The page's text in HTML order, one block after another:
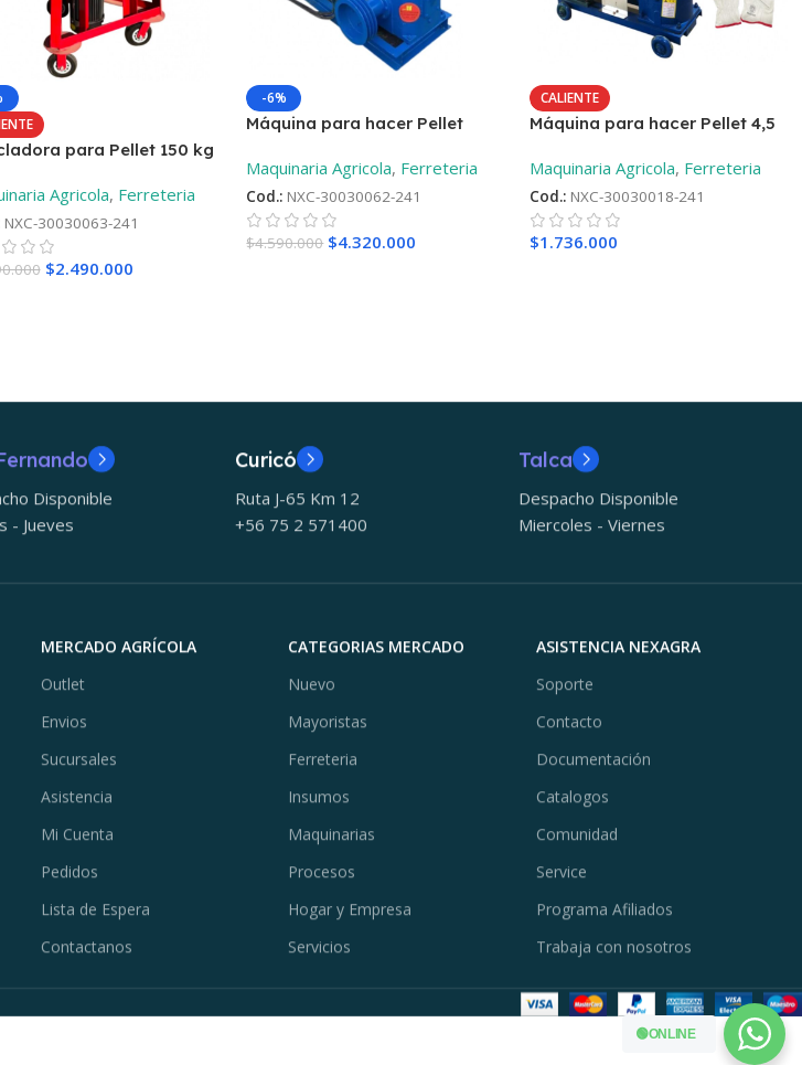
para Pellet 150 kg
Agricola, Ferreteria
NXC-30030063-241
$2.490.000
-6%
Máquina para hacer Pellet
Maquinaria Agricola, Ferreteria
Cod.: NXC-30030062-241
$4.590.000 $4.320.000
CALIENTE
Máquina para hacer Pellet 4,5
Maquinaria Agricola, Ferreteria
Cod.: NXC-30030018-241
$1.736.000
Disponible
- Jueves
Curicó
Ruta J-65 Km 12
+56 75 2 571400
Talca
Despacho Disponible
Miercoles - Viernes
MERCADO AGRÍCOLA
Outlet
Envios
Sucursales
Asistencia
Mi Cuenta
Pedidos
Lista de Espera
Contactanos
CATEGORIAS MERCADO
Nuevo
Mayoristas
Ferreteria
Insumos
Maquinarias
Procesos
Hogar y Empresa
Servicios
ASISTENCIA NEXAGRA
Soporte
Contacto
Documentación
Catalogos
Comunidad
Service
Programa Afiliados
Trabaja con nosotros
🟢ONLINE